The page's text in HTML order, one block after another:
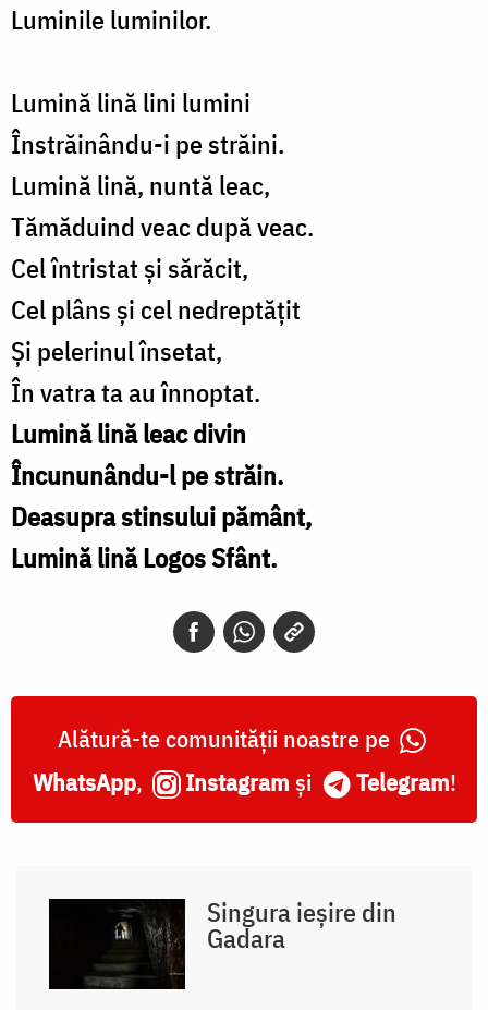
Luminile luminilor.
Lumină lină lini lumini
Înstrăinându-i pe străini.
Lumină lină, nuntă leac,
Tămăduind veac după veac.
Cel întristat și sărăcit,
Cel plâns și cel nedreptățit
Și pelerinul însetat,
În vatra ta au înnoptat.
Lumină lină leac divin
Încununându-l pe străin.
Deasupra stinsului pământ,
Lumină lină Logos Sfânt.
Alătură-te comunității noastre pe
WhatsApp, Instagram și Telegram!
Singura ieșire din
Gadara